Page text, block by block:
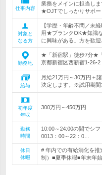
仕事内容
業務をメインに担当し
★OJTでしっかりサポ
対象と
なる方
【学歴・年齢不問／未
用★ブランクOK★知識
に興味がある」方を歓迎
勤務地
★「新宿駅」徒歩7分★
京都新宿区西新宿1-26-
給与
月給21万円～30万円＋
決定します。※試用期間
初年度
年収
300万円～450万円
勤務
時間
10:00～24:00の間でシ
0013：00～22：0…
休日
休暇
# 年内での有給消化を推
制）■夏季休暇■年末年